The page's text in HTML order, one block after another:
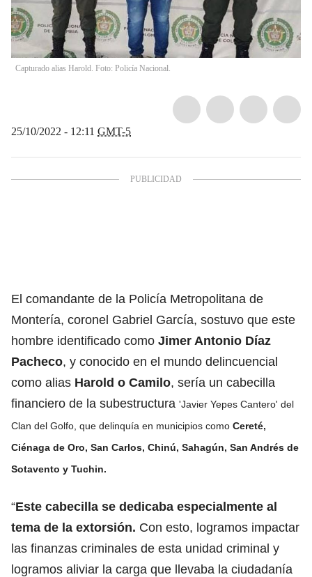
Capturado alias Harold. Foto: Policía Nacional.
25/10/2022 - 12:11 GMT-5
El comandante de la Policía Metropolitana de
Montería, coronel Gabriel García, sostuvo que este
hombre identificado como Jimer Antonio Díaz
Pacheco, y conocido en el mundo delincuencial
como alias Harold o Camilo, sería un cabecilla
financiero de la subestructura 'Javier Yepes Cantero' del
Clan del Golfo, que delinquía en municipios como Cereté,
Ciénaga de Oro, San Carlos, Chinú, Sahagún, San Andrés de
Sotavento y Tuchin.
“Este cabecilla se dedicaba especialmente al
tema de la extorsión. Con esto, logramos impactar
las finanzas criminales de esta unidad criminal y
logramos aliviar la carga que llevaba la ciudadanía